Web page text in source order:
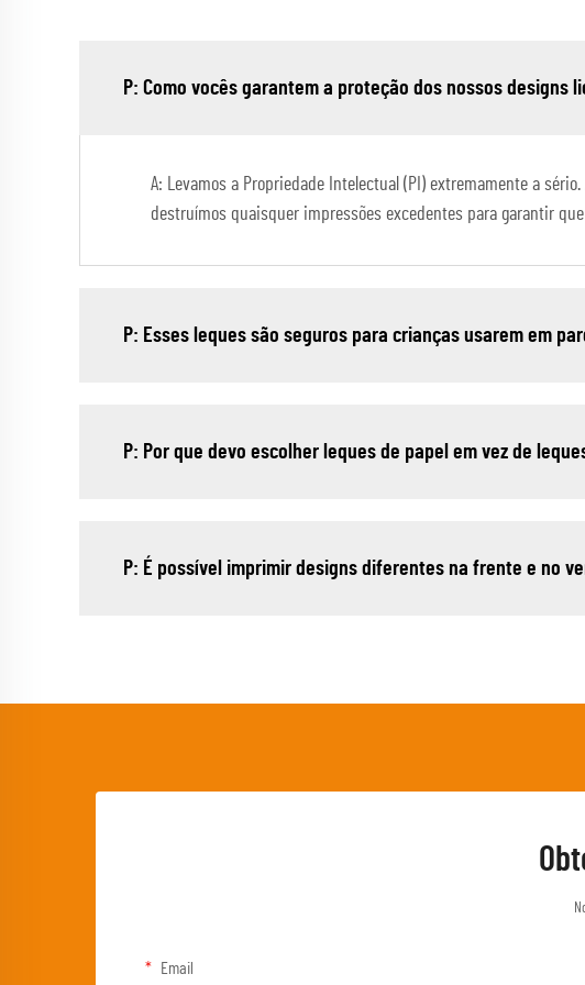
P: Como vocês garantem a proteção dos nossos designs
A: Levamos a Propriedade Intelectual (PI) extremamente a
destruímos quaisquer impressões excedentes para garantir
P: Esses leques são seguros para crianças usarem em
P: Por que devo escolher leques de papel em vez de
P: É possível imprimir designs diferentes na frente e no
Email